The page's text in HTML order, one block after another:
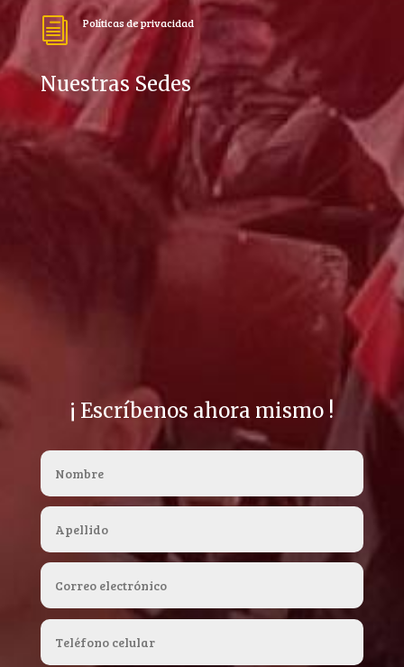
i Políticas de privacidad
Nuestras Sedes
¡ Escríbenos ahora mismo !